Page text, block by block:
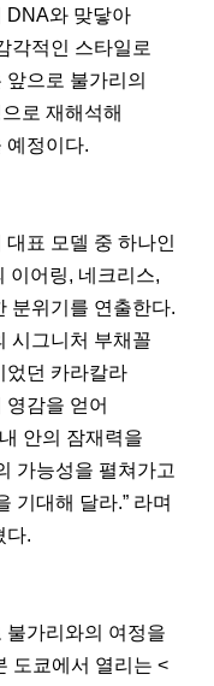
DNA와 맞닿아
각적인 스타일로
으로 불가리의
로 재해석해
예정이다.
표 모델 중 하나인
이어링, 네크리스,
분위기를 연출한다.
시그니처 부채꼴
었던 카라칼라
감을 얻어
안의 잠재력을
가능성을 펼쳐가고
기대해 달라.” 라며
다.
불가리와의 여정을
도쿄에서 열리는 <